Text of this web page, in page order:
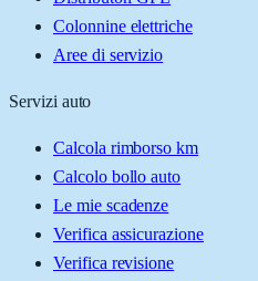
Colonnine elettriche
Aree di servizio
Servizi auto
Calcola rimborso km
Calcolo bollo auto
Le mie scadenze
Verifica assicurazione
Verifica revisione